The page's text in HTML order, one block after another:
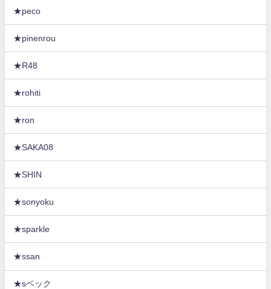
★peco
★pinenrou
★R48
★rohiti
★ron
★SAKA08
★SHIN
★sonyoku
★sparkle
★ssan
★sベック